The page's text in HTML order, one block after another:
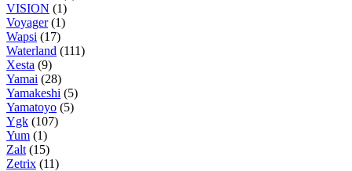
VISION (1)
Voyager(1)
Wapsi (17)
Waterland (111)
Xesta (9)
Yamai (28)
Yamakeshi (5)
Yamatoyo (5)
Ygk (107)
Yum (1)
Zalt (15)
Zetrix (11)